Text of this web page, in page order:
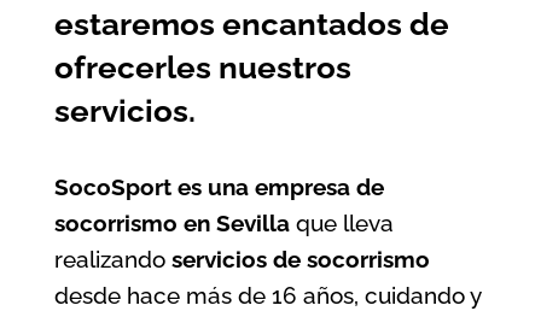
estaremos encantados de
ofrecerles nuestros
servicios.
SocoSport es una empresa de
socorrismo en Sevilla que lleva
realizando servicios de socorrismo
desde hace más de 16 años, cuidando y